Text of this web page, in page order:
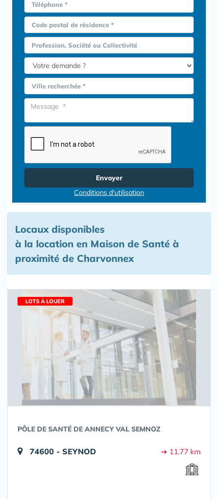
Téléphone *
Code postal de résidence *
Profession, Société ou Collectivité
Ville recherchée *
Envoyer
Conditions d'utilisation
Locaux disponibles
à la location en Maison de Santé à
proximité de Charvonnex
LOTS À LOUER
PÔLE DE SANTÉ DE ANNECY VAL SEMNOZ
74600 - SEYNOD ➔ 11.77 km